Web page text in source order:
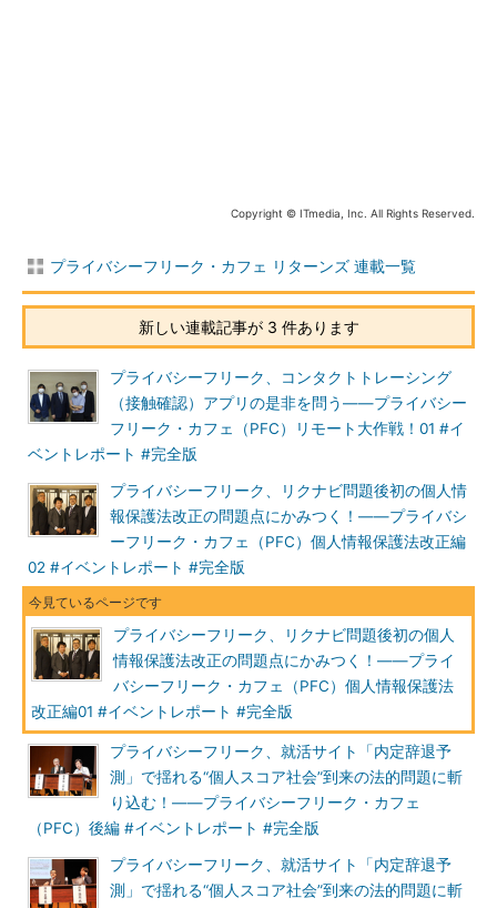
人データに該当しないものの、提供先において個人データになる
ことが明らかな情報について、第三者提供の制限の規律を適用す
る」と書かれています。これは明らかに旧スキームのことかなと
思います。日本経済新聞の報道でもそう書かれています。
IV データ利活用に関する施策の在り方
2. 提供先において個人データとなる場合の規律の明確
化
個人に関する情報の活用手法が多様化する中にあっ
て、個人情報の保護と適正かつ効果的な活用のバラン
スを維持する観点から、提供元では個人データに該当
しないものの、提供先において個人データになること
が明らかな情報について、個人データの第三者提供を
制限する規律を適用する。
「個人情報保護法 いわゆる3年ごと見直し制度改正大
綱（骨子）」（3P）より
山本要は、元から適法とは言い難かったということですか。
高木
そう思います。図1は、2019年11月25日の個人情報保護委
員会で検討された資料の「本人同意なきデータの第三者提供」の
スライドです。「A社とB社でCookie、IDなどを共有」とあっ
Copyright © ITmedia, Inc. All Rights Reserved.
プライバシーフリーク・カフェ リターンズ 連載一覧
新しい連載記事が 3 件あります
プライバシーフリーク、コンタクトトレーシング
（接触確認）アプリの是非を問う――プライバシー
フリーク・カフェ（PFC）リモート大作戦！01 #イ
ベントレポート #完全版
プライバシーフリーク、リクナビ問題後初の個人情
報保護法改正の問題点にかみつく！――プライバシ
ーフリーク・カフェ（PFC）個人情報保護法改正編
02 #イベントレポート #完全版
プライバシーフリーク、リクナビ問題後初の個人
情報保護法改正の問題点にかみつく！――プライ
バシーフリーク・カフェ（PFC）個人情報保護法
改正編01 #イベントレポート #完全版
プライバシーフリーク、就活サイト「内定辞退予
測」で揺れる“個人スコア社会”到来の法的問題に斬
り込む！――プライバシーフリーク・カフェ
（PFC）後編 #イベントレポート #完全版
プライバシーフリーク、就活サイト「内定辞退予
測」で揺れる“個人スコア社会”到来の法的問題に斬